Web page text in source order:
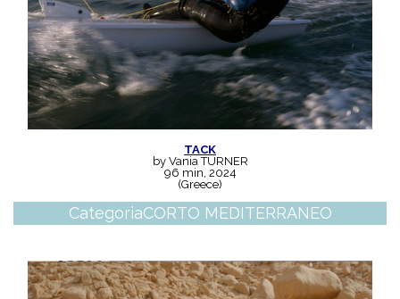
TACK
by Vania TURNER
96 min, 2024
(Greece)
CategoriaCORTO MEDITERRANEO